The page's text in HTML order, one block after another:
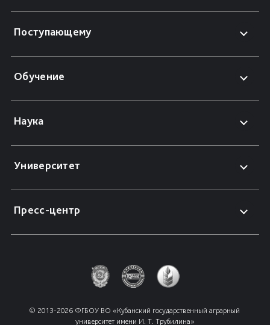
Поступающему
Обучение
Наука
Университет
Пресс-центр
© 2013-2026 ФГБОУ ВО «Кубанский государственный аграрный
университет имени И. Т. Трубилина»